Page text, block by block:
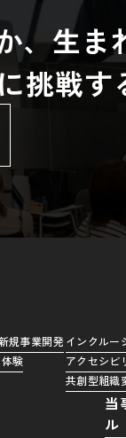
、生ま
挑戦
規事業開発インクルー
験
アクセシビ
共創型組織
当
ル